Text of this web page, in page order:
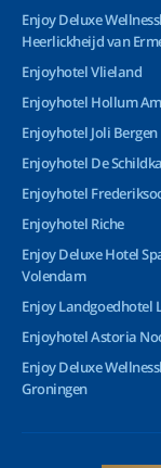
Enjoy Deluxe
Heerlickheijd van
Enjoyhotel Vlieland
Enjoyhotel Hollum
Enjoyhotel Joli Bergen
Enjoyhotel De
Enjoyhotel
Enjoyhotel Riche
Enjoy Deluxe Hotel
Volendam
Enjoy Landgoedhotel
Enjoyhotel Astoria
Enjoy Deluxe
Groningen